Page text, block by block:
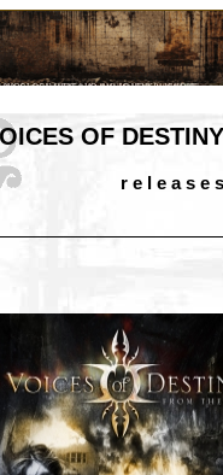
OF DESTINY
r e l e a s e s